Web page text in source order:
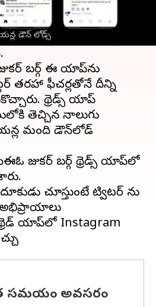
డౌన్ లోడ్స్
ప్రారంభించిన థ్రెడ్స్ యాప్
ఎలాన్ మస్క్‌కు చెందిన
కొత్త సోషల్ మీడియా ప్లాట్
బర్గ్ ఈ యాప్‌ను
తరహా ఫీచర్లతోనే దీన్ని
థ్రెడ్స్ యాప్
తెచ్చిన నాలుగు
మంది డౌన్‌లోడ్
జుకర్ బర్గ్ థ్రెడ్స్ యాప్‌లో
చూస్తుంటే ట్విటర్ ను
యాప్‌లో Instagram
సమయం అవసరం